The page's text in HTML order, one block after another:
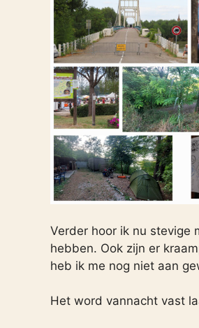
Verder hoor ik nu stevige
hebben. Ook zijn er
heb ik me nog niet aan
Het word vannacht vast